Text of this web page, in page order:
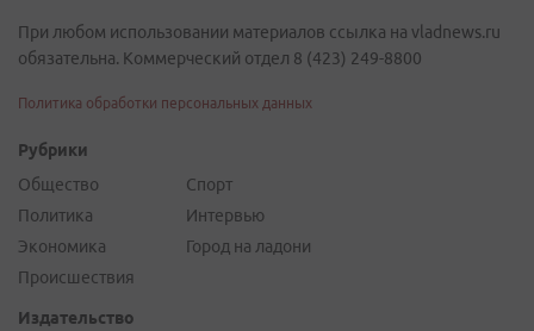
При любом использовании материалов ссылка на vladnews.ru
обязательна. Коммерческий отдел 8 (423) 249-8800
Политика обработки персональных данных
Рубрики
Общество
Политика
Экономика
Происшествия
Спорт
Интервью
Город на ладони
Издательство